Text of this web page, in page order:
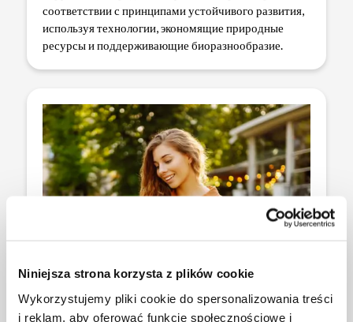
Niniejsza strona korzysta z plików cookie
Wykorzystujemy pliki cookie do spersonalizowania treści
i reklam, aby oferować funkcje społecznościowe i
соответствии с принципами устойчивого развития,
используя технологии, экономящие природные
ресурсы и поддерживающие биоразнообразие.